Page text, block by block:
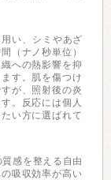
い、シミやあざ
（ナノ秒単位）
への熱影響を抑
す。肌を傷つけ
が、照射後の炎
。反応には個人
い方に選ばれて
感を整える自由
吸収効率が高い